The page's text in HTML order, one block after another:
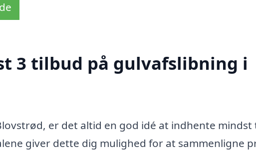
3 tilbud på gulvafslibning i
er det altid en god idé at indhente mindst
giver dette dig mulighed for at sammenligne